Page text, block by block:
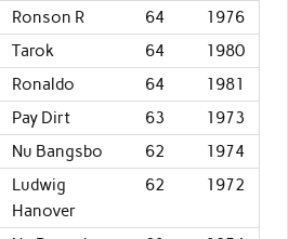
Ronson R 64
1976
Tarok 64
1980
Ronaldo 64
1981
Pay Dirt 63
1973
Nu Bangsbo 62
1974
Ludwig
Hanover
62 1972